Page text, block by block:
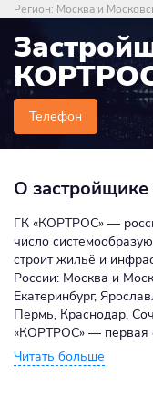
Регион: Москва и
Телефон
О застройщике
ГК «КОРТРОС» —
число
строит жильё и
России: Москва и
Екатеринбург,
Пермь, Краснодар,
«КОРТРОС» — первая
которая начала
технологии»,